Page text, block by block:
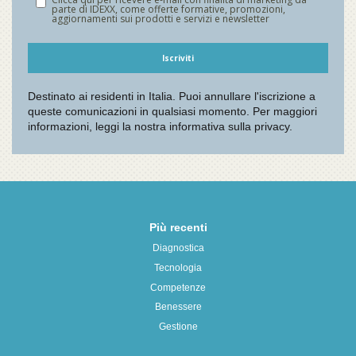
Più recenti
Diagnostica
Tecnologia
Competenze
Benessere
Gestione